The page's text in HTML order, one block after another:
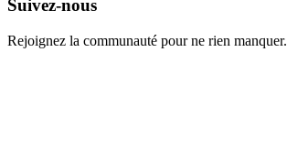
Suivez-nous
Rejoignez la communauté pour ne rien manquer.